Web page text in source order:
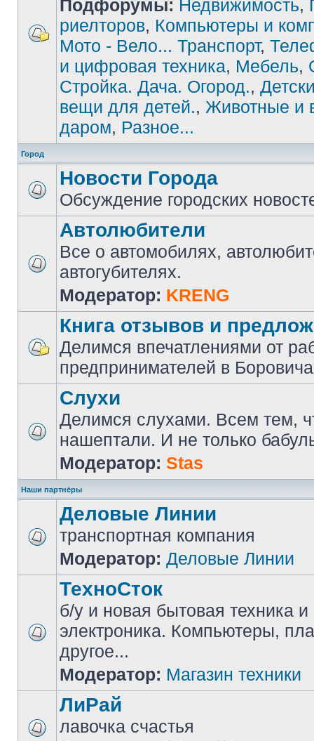
Подфорумы: Недвижимость,
риелторов, Компьютеры и
Мото - Вело... Транспорт,
и цифровая техника, Мебель,
Стройка. Дача. Огород.,
вещи для детей., Животные и
даром, Разное...
Город
Новости Города
Обсуждение городских
Автолюбители
Все о автомобилях,
автогубителях.
Модератор: KRENG
Книга отзывов и
Делимся впечатлениями от
предпринимателей в
Слухи
Делимся слухами. Всем тем,
нашептали. И не только
Модератор: Stas
Наши партнёры
Деловые Линии
транспортная компания
Модератор: Деловые Линии
ТехноСток
б/у и новая бытовая техника и
электроника. Компьютеры,
другое...
Модератор: Магазин техники
ЛиРай
лавочка счастья